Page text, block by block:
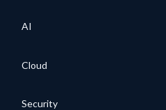
AI
Cloud
Security